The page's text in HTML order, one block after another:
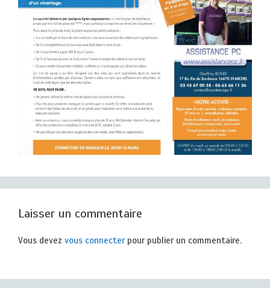
Laisser un commentaire
Vous devez vous connecterpour publier un commentaire.